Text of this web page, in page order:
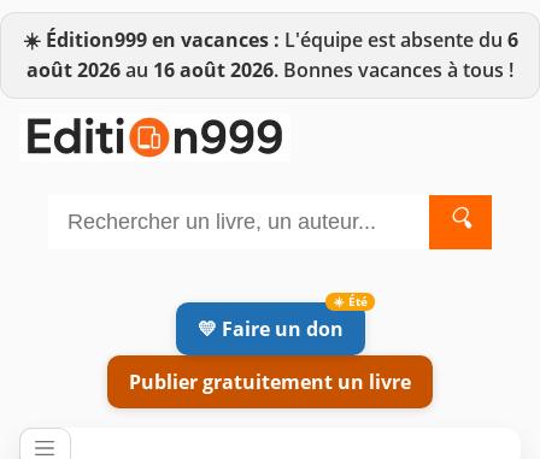
☀️ Édition999 en vacances : L'équipe est absente du 6
août 2026au 16 août 2026. Bonnes vacances à tous !
🔍
💛 Faire un don
Publier gratuitement un livre